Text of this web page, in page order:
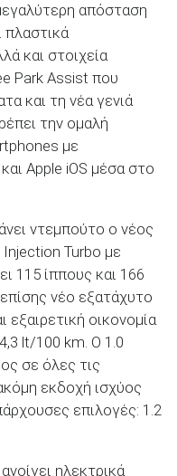
απόσταση
και στοιχεία
Park Assist που
και τη νέα γενιά
την ομαλή
με
Apple iOS μέσα στο
ντεμπούτο ο νέος
Injection Turbo με
115 ίππους και 166
νέο εξατάχυτο
εξαιρετική οικονομία
lt/100 km. Ο 1.0
σε όλες τις
εκδοχή ισχύος
επιλογές: 1.2
ηλεκτρικά